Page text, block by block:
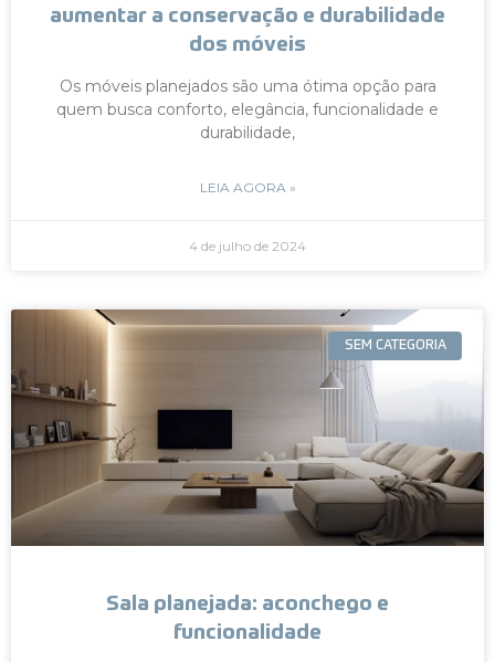
aumentar a conservação e durabilidade
dos móveis
Os móveis planejados são uma ótima opção para
quem busca conforto, elegância, funcionalidade e
durabilidade,
LEIA AGORA »
4 de julho de 2024
SEM CATEGORIA
Sala planejada: aconchego e
funcionalidade